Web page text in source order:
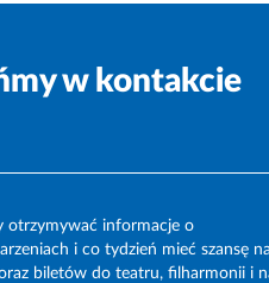
w kontakcie
otrzymywać informacje o
i co tydzień mieć szansę na
biletów do teatru, filharmonii i